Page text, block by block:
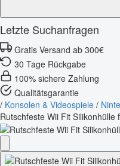
Letzte Suchanfragen
Gratis Versand ab 300€
30 Tage Rückgabe
100% sichere Zahlung
Qualitätsgarantie
/ Konsolen & Videospiele /
Rutschfeste Wii Fit